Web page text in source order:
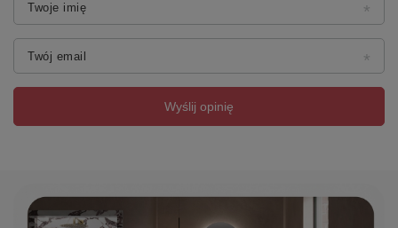
Twoje imię
Twój email
Wyślij opinię